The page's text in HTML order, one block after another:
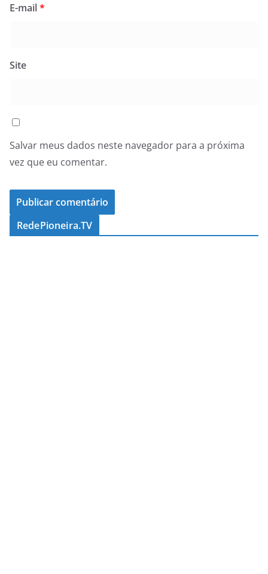
E-mail*
Site
Salvar meus dados neste navegador para a próxima
vez que eu comentar.
RedePioneira.TV